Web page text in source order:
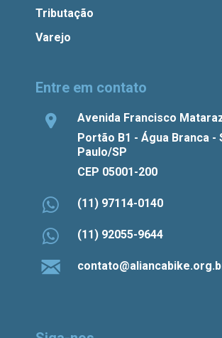
Tributação
Varejo
Entre em contato
Avenida Francisco
Portão B1 - Água Branca -
Paulo/SP
CEP 05001-200
(11) 97114-0140
(11) 92055-9644